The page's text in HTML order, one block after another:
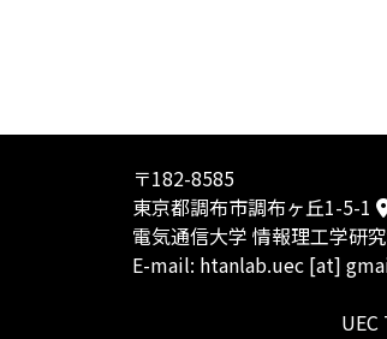
〒182-8585
東京都調布市調布ヶ丘1-5-1
電気通信大学 情報理工学研
E-mail: htanlab.uec [at]